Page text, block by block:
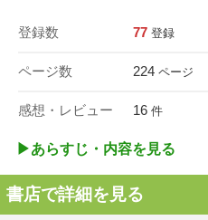
登録数 77 登録
ページ数 224 ページ
感想・レビュー 16 件
▶︎あらすじ・内容を見る
書店で詳細を見る